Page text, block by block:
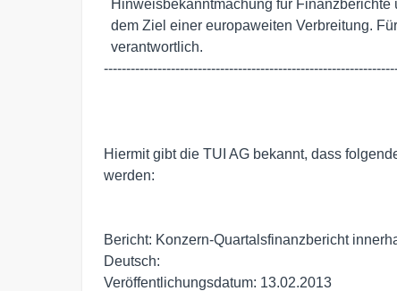
Hiermit gibt die TUI AG bekannt, dass
werden:
Bericht: Konzern-Quartalsfinanzbericht
Deutsch:
Veröffentlichungsdatum: 13.02.2013